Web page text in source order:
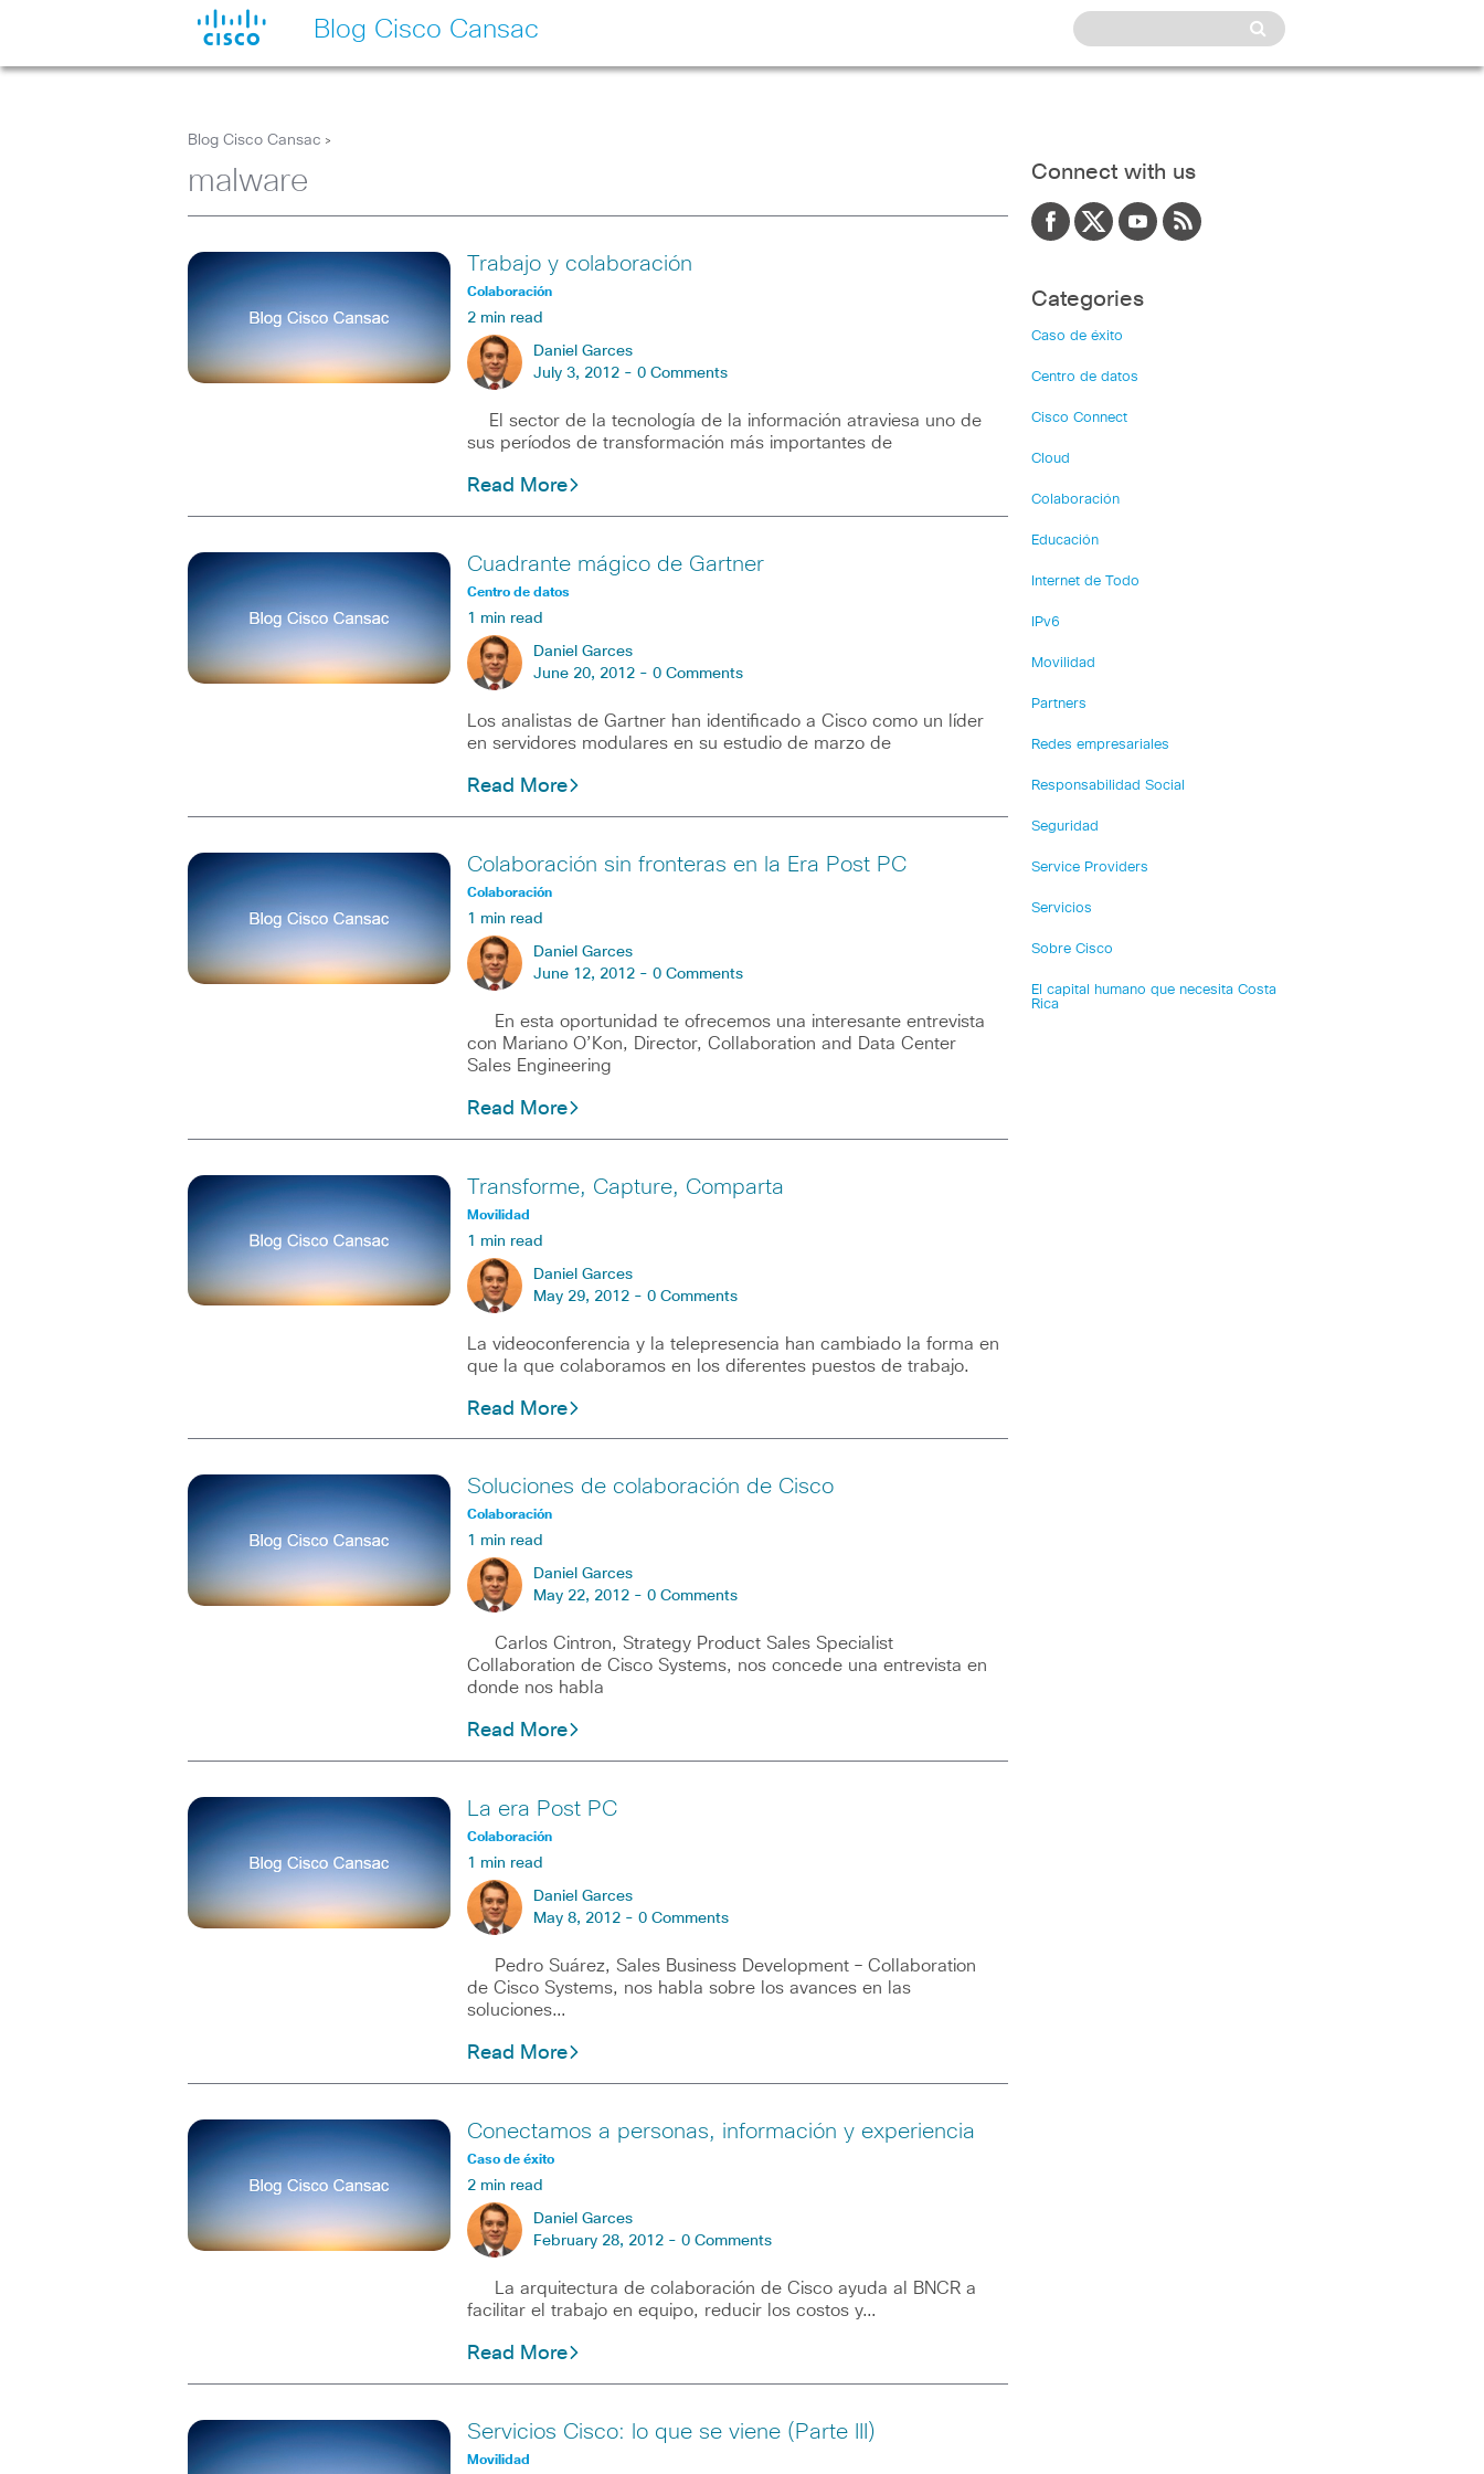
Blog Cisco Cansac
Blog Cisco Cansac >
malware
Trabajo y colaboración
Colaboración
2 min read
Daniel Garces
July 3, 2012 - 0 Comments
El sector de la tecnología de la información atraviesa uno de
sus períodos de transformación más importantes de
Read More
Cuadrante mágico de Gartner
Centro de datos
1 min read
Daniel Garces
June 20, 2012 - 0 Comments
Los analistas de Gartner han identificado a Cisco como un líder
en servidores modulares en su estudio de marzo de
Read More
Colaboración sin fronteras en la Era Post PC
Colaboración
1 min read
Daniel Garces
June 12, 2012 - 0 Comments
En esta oportunidad te ofrecemos una interesante entrevista
con Mariano O’Kon, Director, Collaboration and Data Center
Sales Engineering
Read More
Transforme, Capture, Comparta
Movilidad
1 min read
Daniel Garces
May 29, 2012 - 0 Comments
La videoconferencia y la telepresencia han cambiado la forma en
que la que colaboramos en los diferentes puestos de trabajo.
Read More
Soluciones de colaboración de Cisco
Colaboración
1 min read
Daniel Garces
May 22, 2012 - 0 Comments
Carlos Cintron, Strategy Product Sales Specialist
Collaboration de Cisco Systems, nos concede una entrevista en
donde nos habla
Read More
La era Post PC
Colaboración
1 min read
Daniel Garces
May 8, 2012 - 0 Comments
Pedro Suárez, Sales Business Development – Collaboration
de Cisco Systems, nos habla sobre los avances en las
soluciones…
Read More
Conectamos a personas, información y experiencia
Caso de éxito
2 min read
Daniel Garces
February 28, 2012 - 0 Comments
La arquitectura de colaboración de Cisco ayuda al BNCR a
facilitar el trabajo en equipo, reducir los costos y…
Read More
Servicios Cisco: lo que se viene (Parte III)
Movilidad
Connect with us
Categories
Caso de éxito
Centro de datos
Cisco Connect
Cloud
Colaboración
Educación
Internet de Todo
IPv6
Movilidad
Partners
Redes empresariales
Responsabilidad Social
Seguridad
Service Providers
Servicios
Sobre Cisco
El capital humano que necesita Costa
Rica